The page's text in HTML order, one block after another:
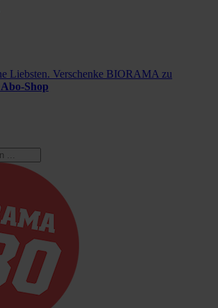
Liebsten. Verschenke BIORAMA zu
Shop